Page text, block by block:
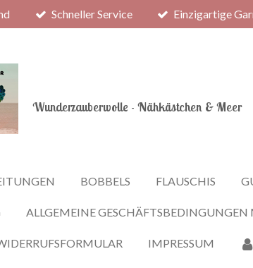
Schneller Service Einzigartige
Wunderzauberwolle - Nähkästchen & Meer
BOBBELS FLAUSCHIS
ALLGEMEINE
IMPRESSUM